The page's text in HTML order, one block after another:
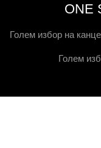
ONE
Голем избор на
Голем